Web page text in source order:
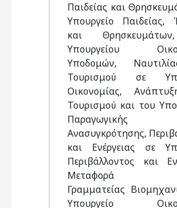
Παιδείας και
Υπουργείο Παιδείας,
και
Υπουργείου
Υποδομών,
Τουρισμού σε
Οικονομίας,
Τουρισμού και του
Παραγωγικής
Ανασυγκρότησης,
και Ενέργειας σε
Περιβάλλοντος και
Μεταφορά
Γραμματείας
Υπουργείο